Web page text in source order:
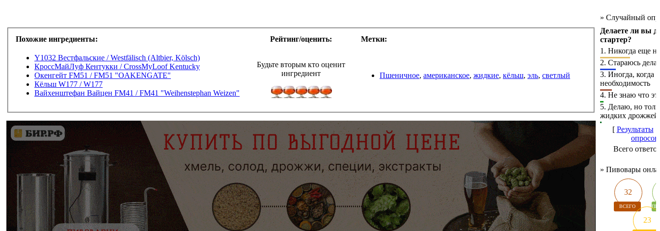
Похожие ингредиенты: Рейтинг/оценить: Метки:
Y1032 Вестфальские / Westfälisch (Altbier, Kölsch)
КроссМайЛуф Кентукки / CrossMyLoof Kentucky
Окенгейт FM51 / FM51 "OAKENGATE"
Кёльш W177 / W177
Вайхенштефан Вайцен FM41 / FM41 "Weihenstephan Weizen"
Будьте вторым кто оценит
ингредиент
Пшеничное, американское, жидкие, кёльш, эль, светлый
» Случайный
Делаете ли вы
стартер?
1. Никогда еще
2. Стараюсь
3. Иногда, когда
необходимость
4. Не знаю что
5. Делаю, но
жидких дрожжей
[ Результаты·
опросов
Всего
» Пивовары
32
ВСЕГО
23